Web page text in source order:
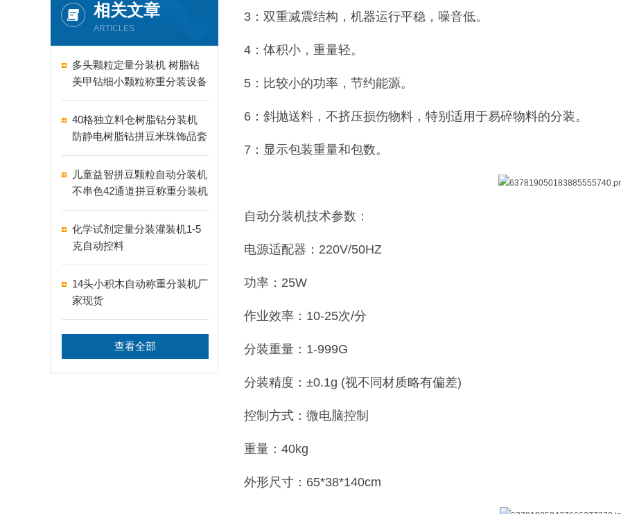
相关文章
ARTICLES
多头颗粒定量分装机 树脂钻
美甲钻细小颗粒称重分装设备
支持24-60头定制
40格独立料仓树脂钻分装机
防静电树脂钻拼豆米珠饰品套
盒分装设备
儿童益智拼豆颗粒自动分装机
不串色42通道拼豆称重分装机
化学试剂定量分装灌装机1-5
克自动控料
14头小积木自动称重分装机厂
家现货
查看全部
3：双重减震结构，机器运行平稳，噪音低。
4：体积小，重量轻。
5：比较小的功率，节约能源。
6：斜抛送料，不挤压损伤物料，特别适用于易碎物料的分装。
7：显示包装重量和包数。
自动分装机技术参数：
电源适配器：220V/50HZ
功率：25W
作业效率：10-25次/分
分装重量：1-999G
分装精度：±0.1g (视不同材质略有偏差)
控制方式：微电脑控制
重量：40kg
外形尺寸：65*38*140cm